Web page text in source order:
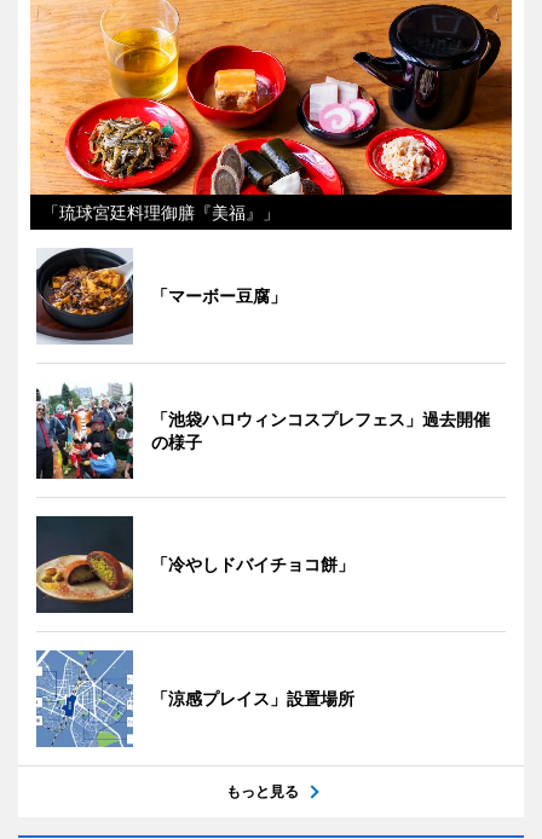
「琉球宮廷料理御膳『美福』」
「マーボー豆腐」
「池袋ハロウィンコスプレフェス」過去開催
の様子
「冷やしドバイチョコ餅」
「涼感プレイス」設置場所
もっと見る